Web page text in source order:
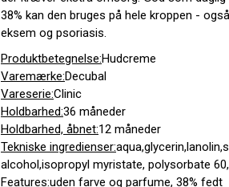
38% kan den bruges på hele kroppen -
eksem og psoriasis.
Produktbetegnelse:Hudcreme
Varemærke:Decubal
Vareserie:Clinic
Holdbarhed:36 måneder
Holdbarhed, åbnet:12 måneder
Tekniske ingredienser:
alcohol,isopropyl myristate, polysorbate
Features:uden farve og parfume, 38% fedt